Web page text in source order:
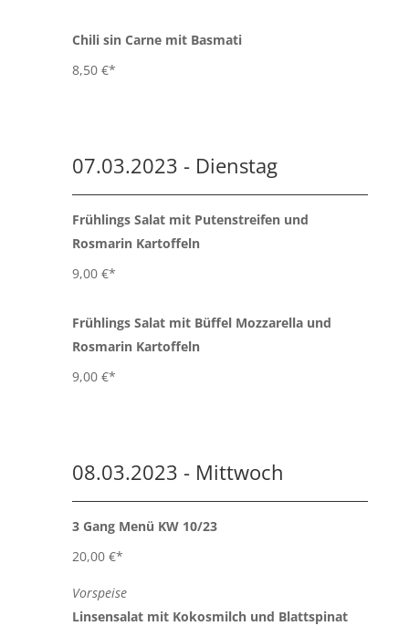
Chili sin Carne mit Basmati
8,50 €*
07.03.2023 - Dienstag
Frühlings Salat mit Putenstreifen und
Rosmarin Kartoffeln
9,00 €*
Frühlings Salat mit Büffel Mozzarella und
Rosmarin Kartoffeln
9,00 €*
08.03.2023 - Mittwoch
3 Gang Menü KW 10/23
20,00 €*
Vorspeise
Linsensalat mit Kokosmilch und Blattspinat